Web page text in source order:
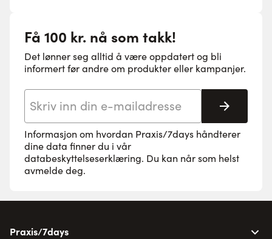
Få 100 kr. nå som takk!
Det lønner seg alltid å være oppdatert og bli
informert før andre om produkter eller kampanjer.
Informasjon om hvordan Praxis/7days håndterer
dine data finner du i vår
databeskyttelseserklæring. Du kan når som helst
avmelde deg.
Praxis/7days